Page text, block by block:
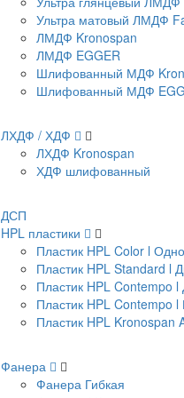
Ультра матовый ЛМДФ
ЛМДФ Kronospan
ЛМДФ EGGER
Шлифованный МДФ
Шлифованный МДФ
ЛХДФ / ХДФ
ЛХДФ Kronospan
ХДФ шлифованный
ДСП
HPL пластики
Пластик HPL Color l
Пластик HPL Standard l
Пластик HPL Contempo
Пластик HPL Contempo
Пластик HPL Kronospan
Фанера
Фанера Гибкая